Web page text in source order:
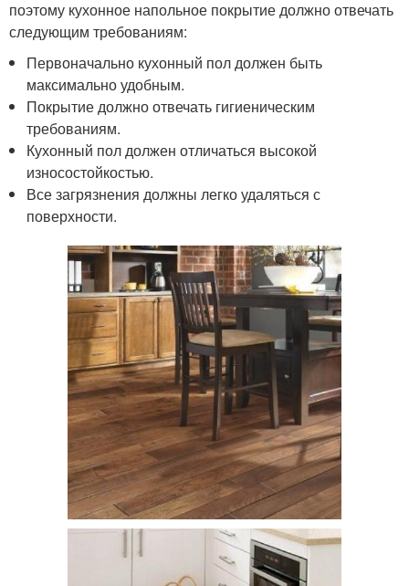
поэтому кухонное напольное покрытие должно отвечать
следующим требованиям:
Первоначально кухонный пол должен быть
максимально удобным.
Покрытие должно отвечать гигиеническим
требованиям.
Кухонный пол должен отличаться высокой
износостойкостью.
Все загрязнения должны легко удаляться с
поверхности.